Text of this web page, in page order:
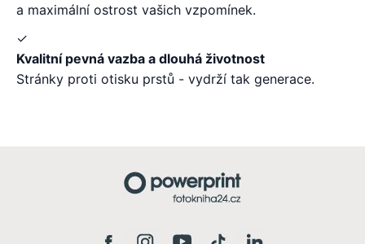
a maximální ostrost vašich vzpomínek.
✓
Kvalitní pevná vazba a dlouhá životnost
Stránky proti otisku prstů - vydrží tak generace.